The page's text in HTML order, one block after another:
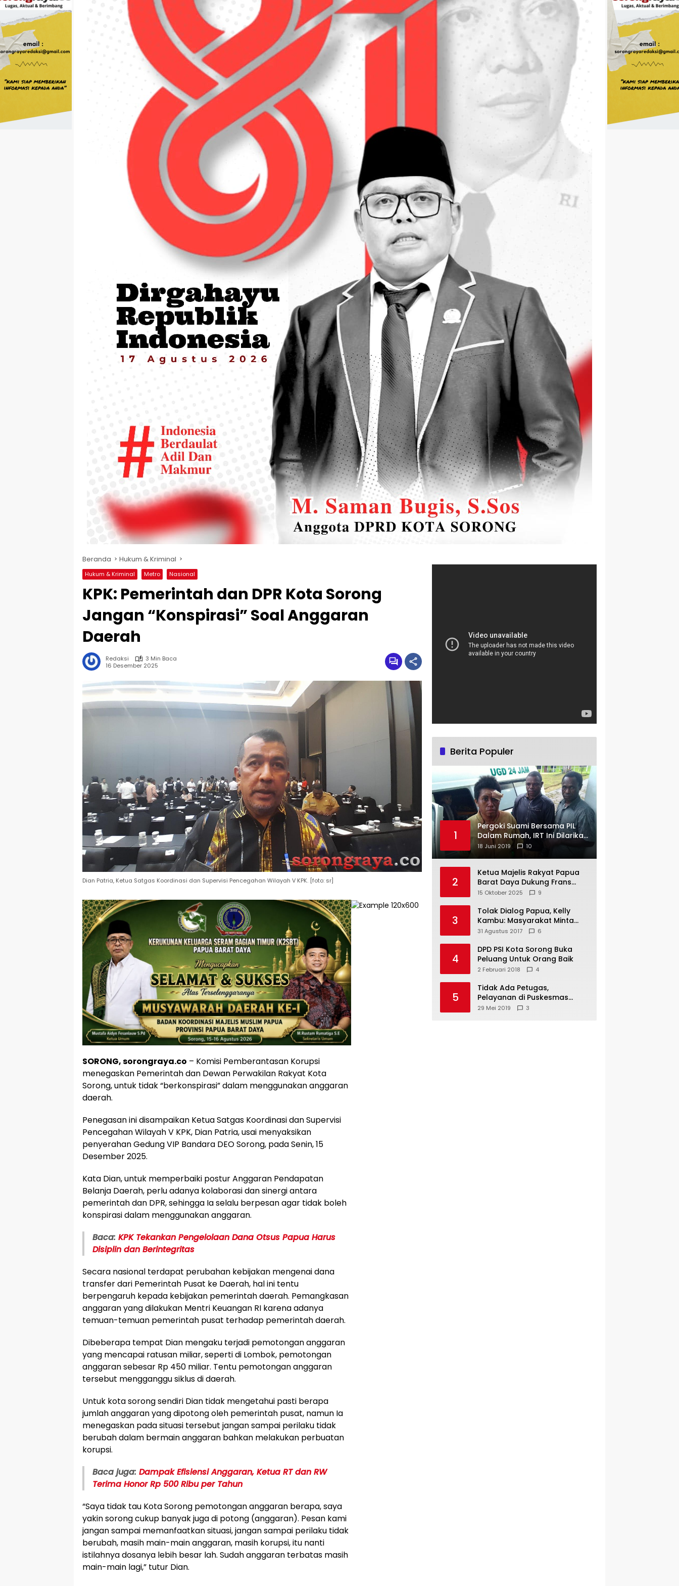
Beranda Hukum & Kriminal
Hukum & Kriminal Metro Nasional
KPK: Pemerintah dan DPR Kota Sorong
Jangan “Konspirasi” Soal Anggaran
Daerah
Redaksi
3 Min Baca
16 Desember 2025
Dian Patria, Ketua Satgas Koordinasi dan Supervisi Pencegahan Wilayah V KPK. [foto: sr]
SORONG, sorongraya.co – Komisi Pemberantasan Korupsi
menegaskan Pemerintah dan Dewan Perwakilan Rakyat Kota
Sorong, untuk tidak “berkonspirasi” dalam menggunakan anggaran
daerah.
Penegasan ini disampaikan Ketua Satgas Koordinasi dan Supervisi
Pencegahan Wilayah V KPK, Dian Patria, usai menyaksikan
penyerahan Gedung VIP Bandara DEO Sorong, pada Senin, 15
Desember 2025.
Kata Dian, untuk memperbaiki postur Anggaran Pendapatan
Belanja Daerah, perlu adanya kolaborasi dan sinergi antara
pemerintah dan DPR, sehingga Ia selalu berpesan agar tidak boleh
konspirasi dalam menggunakan anggaran.
Baca: KPK Tekankan Pengelolaan Dana Otsus Papua Harus
Disiplin dan Berintegritas
Secara nasional terdapat perubahan kebijakan mengenai dana
transfer dari Pemerintah Pusat ke Daerah, hal ini tentu
berpengaruh kepada kebijakan pemerintah daerah. Pemangkasan
anggaran yang dilakukan Mentri Keuangan RI karena adanya
temuan-temuan pemerintah pusat terhadap pemerintah daerah.
Dibeberapa tempat Dian mengaku terjadi pemotongan anggaran
yang mencapai ratusan miliar, seperti di Lombok, pemotongan
anggaran sebesar Rp 450 miliar. Tentu pemotongan anggaran
tersebut mengganggu siklus di daerah.
Untuk kota sorong sendiri Dian tidak mengetahui pasti berapa
jumlah anggaran yang dipotong oleh pemerintah pusat, namun Ia
menegaskan pada situasi tersebut jangan sampai perilaku tidak
berubah dalam bermain anggaran bahkan melakukan perbuatan
korupsi.
Baca juga: Dampak Efisiensi Anggaran, Ketua RT dan RW
Terima Honor Rp 500 Ribu per Tahun
“Saya tidak tau Kota Sorong pemotongan anggaran berapa, saya
yakin sorong cukup banyak juga di potong (anggaran). Pesan kami
jangan sampai memanfaatkan situasi, jangan sampai perilaku tidak
berubah, masih main-main anggaran, masih korupsi, itu nanti
istilahnya dosanya lebih besar lah. Sudah anggaran terbatas masih
main-main lagi,” tutur Dian.
Berita Populer
1
Pergoki Suami Bersama PIL
Dalam Rumah, IRT Ini Dilarikan
ke RS
18 Juni 2019 10
2
Ketua Majelis Rakyat Papua
Barat Daya Dukung Frans
Pigome Sebagai Presidir PT
15 Oktober 2025 9
3
Tolak Dialog Papua, Kelly
Kambu: Masyarakat Minta
Pemekaran
31 Agustus 2017 6
4
DPD PSI Kota Sorong Buka
Peluang Untuk Orang Baik
2 Februari 2018 4
5
Tidak Ada Petugas,
Pelayanan di Puskesmas
Mare-Maybrat Lumpuh
29 Mei 2019 3